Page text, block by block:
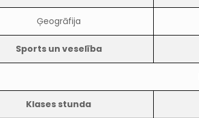
Ģeogrāfija
Sports un veselība
Klases stunda